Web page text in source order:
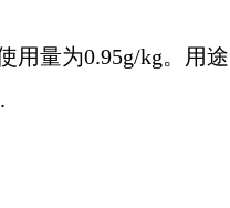
用量为0.95g/kg。用途